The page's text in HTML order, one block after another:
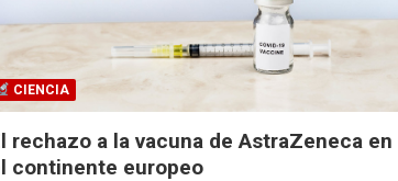
CIENCIA
rechazo a la vacuna de AstraZeneca en
continente europeo